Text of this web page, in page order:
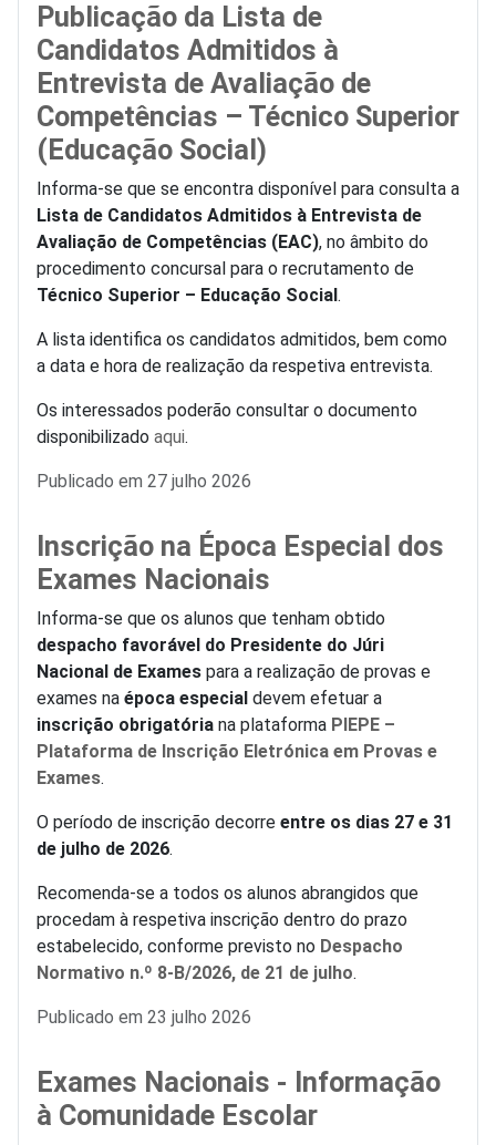
Publicação da Lista de
Candidatos Admitidos à
Entrevista de Avaliação de
Competências – Técnico Superior
(Educação Social)
Informa-se que se encontra disponível para consulta a
Lista de Candidatos Admitidos à Entrevista de
Avaliação de Competências (EAC), no âmbito do
procedimento concursal para o recrutamento de
Técnico Superior – Educação Social .
A lista identifica os candidatos admitidos, bem como
a data e hora de realização da respetiva entrevista.
Os interessados poderão consultar o documento
disponibilizado aqui.
Detalhes
Publicado em 27 julho 2026
Inscrição na Época Especial dos
Exames Nacionais
Informa-se que os alunos que tenham obtido
despacho favorável do Presidente do Júri
Nacional de Exames para a realização de provas e
exames na época especial devem efetuar a
inscrição obrigatória na plataforma PIEPE –
Plataforma de Inscrição Eletrónica em Provas e
Exames.
O período de inscrição decorre entre os dias 27 e 31
de julho de 2026.
Recomenda-se a todos os alunos abrangidos que
procedam à respetiva inscrição dentro do prazo
estabelecido, conforme previsto no Despacho
Normativo n.º 8-B/2026, de 21 de julho.
Detalhes
Publicado em 23 julho 2026
Exames Nacionais - Informação
à Comunidade Escolar